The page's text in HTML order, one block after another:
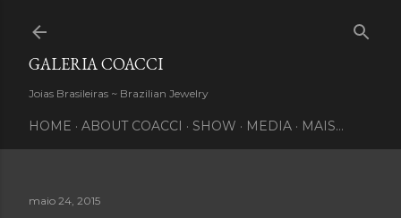
GALERIA COACCI
Joias Brasileiras ~ Brazilian Jewelry
HOME ABOUT COACCI SHOW MEDIA MAIS…
maio 24, 2015